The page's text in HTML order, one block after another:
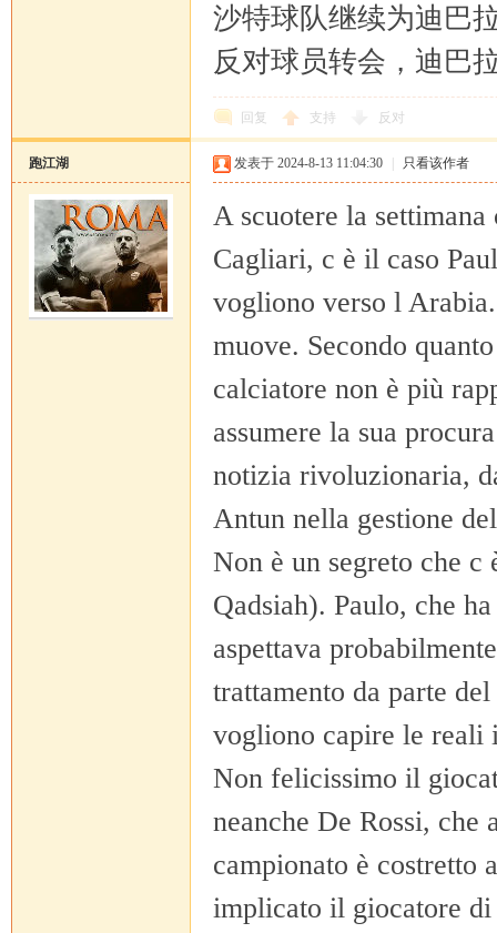
沙特球队继续为迪巴
反对球员转会，迪巴
回复 支持 反对
跑江湖 发表于 2024-8-13 11:04:30 只看该作者
A scuotere la
Cagliari, c è il caso
vogliono verso l
muove. Secondo
calciatore non è più
assumere la sua
notizia rivoluzionaria,
Antun nella gestione
Non è un segreto che
Qadsiah). Paulo, che
aspettava
trattamento da parte
vogliono capire le reali
Non felicissimo il
neanche De Rossi, che
campionato è costretto
implicato il giocatore di